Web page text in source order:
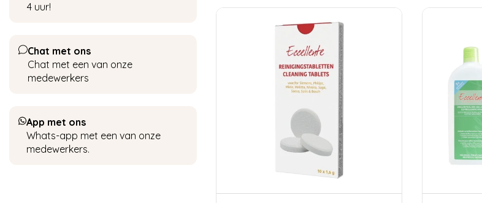
4 uur!
Chat met ons
Chat met een van onze
medewerkers
App met ons
Whats-app met een van onze
medewerkers.